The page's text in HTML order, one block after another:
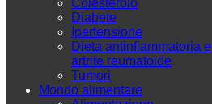
Diabete
Ipertensione
Dieta antinfiammatoria e
artrite reumatoide
Tumori
Mondo alimentare